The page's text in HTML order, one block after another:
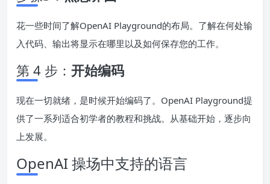
花一些时间了解OpenAI Playground的布局。了解在何处输
入代码、输出将显示在哪里以及如何保存您的工作。
第 4 步： 开始编码
现在一切就绪，是时候开始编码了。OpenAI Playground提
供了一系列适合初学者的教程和挑战。从基础开始，逐步向
上发展。
OpenAI 操场中支持的语言